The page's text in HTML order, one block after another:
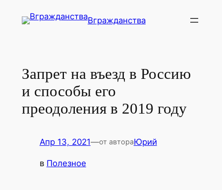
Вгражданства
Запрет на въезд в Россию
и способы его
преодоления в 2019 году
Апр 13, 2021—от автораЮрий
в Полезное